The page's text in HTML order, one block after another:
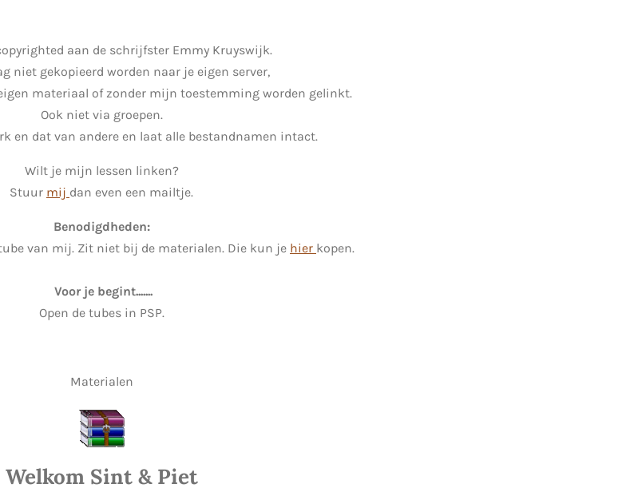
aan de schrijfster Emmy Kruyswijk.
niet gekopieerd worden naar je eigen server,
materiaal of zonder mijn toestemming worden gelinkt.
Ook niet via groepen.
en dat van andere en laat alle bestandnamen intact.
Wilt je mijn lessen linken?
Stuur mij dan even een mailtje.
Benodigdheden:
van mij. Zit niet bij de materialen. Die kun je hier kopen.
Voor je begint.......
Open de tubes in PSP.
Materialen
Welkom Sint & Piet